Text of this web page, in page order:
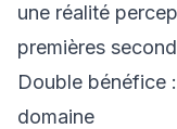
une réalité
premières
Double bénéfice
domaine